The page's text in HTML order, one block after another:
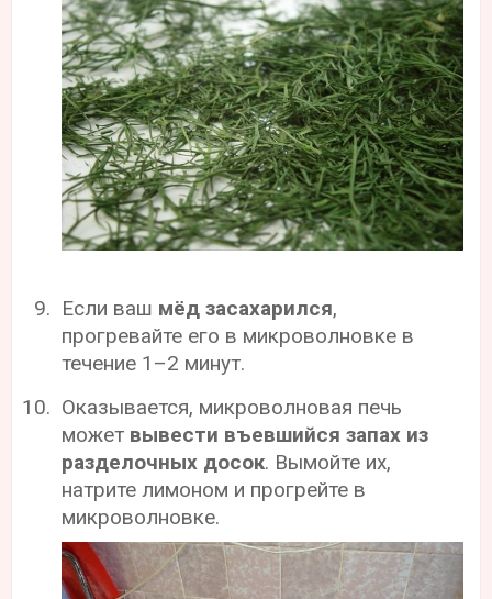
Если ваш мёд засахарился,
прогревайте его в микроволновке в
течение 1–2 минут.
Оказывается, микроволновая печь
может вывести въевшийся запах из
разделочных досок. Вымойте их,
натрите лимоном и прогрейте в
микроволновке.